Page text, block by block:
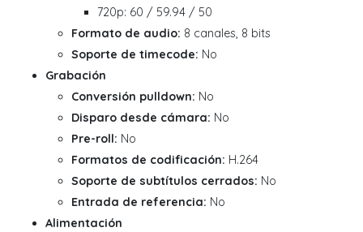
720p: 60 / 59.94 / 50
Formato de audio: 8 canales, 8 bits
Soporte de timecode: No
Grabación
Conversión pulldown: No
Disparo desde cámara: No
Pre-roll: No
Formatos de codificación: H.264
Soporte de subtítulos cerrados: No
Entrada de referencia: No
Alimentación